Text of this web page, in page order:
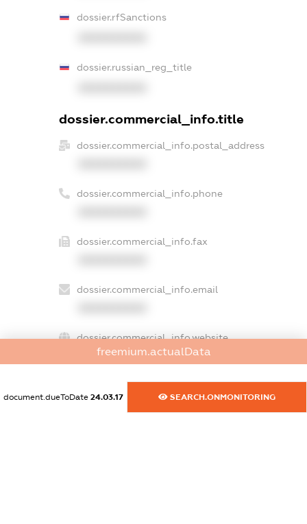
dossier.rfSanctions
dossier.russian_reg_title
dossier.commercial_info.title
dossier.commercial_info.postal_address
dossier.commercial_info.phone
dossier.commercial_info.fax
dossier.commercial_info.email
dossier.commercial_info.website
XXXXXXXXXX
dossier.commercial_info.activity
freemium.actualData
document.dueToDate 24.03.17 SEARCH.ONMONITORING